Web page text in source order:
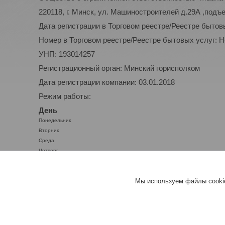
220118, г. Минск, ул. Машиностроителей д.29А
Дата регистрации в Торговом реестре/Реестре
Номер в Торговом реестре/Реестре бытовых услуг:
УНП: 193014257
Регистрационный орган: Минский горисполком
Дата регистрации компании: 03.01.2018
Режим работы:
День
Понедельник
Вторник
Среда
Четверг
Мы используем файлы